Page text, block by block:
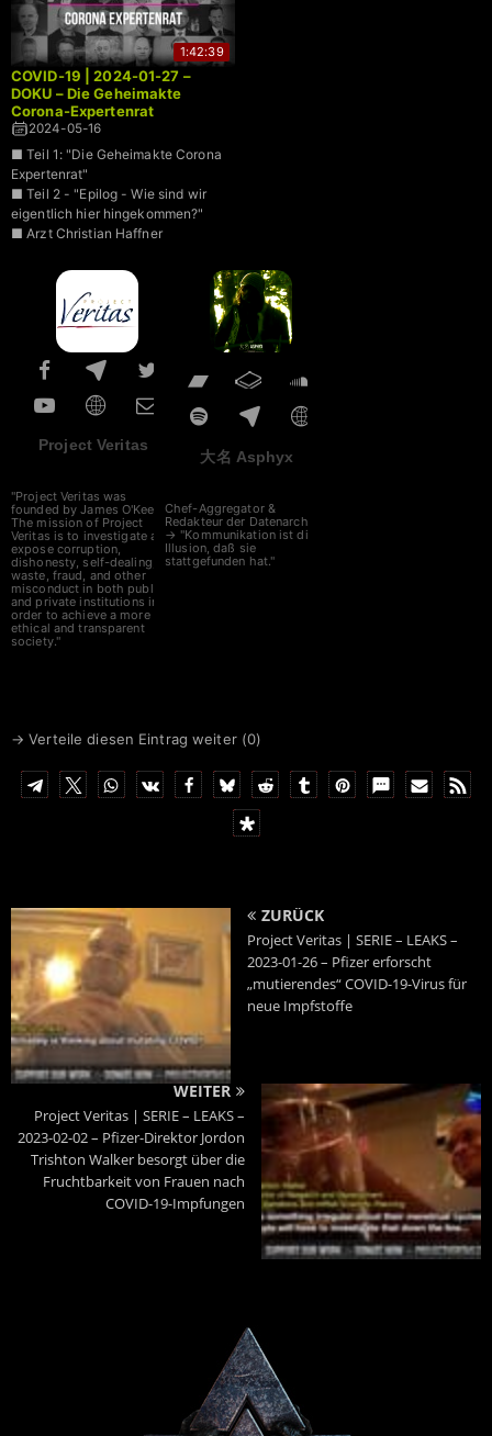
1:42:39
COVID-19 | 2024-01-27 –
DOKU – Die Geheimakte
Corona-Expertenrat
2024-05-16
■ Teil 1: "Die Geheimakte Corona
Expertenrat"
■ Teil 2 - "Epilog - Wie sind wir
eigentlich hier hingekommen?"
■ Arzt Christian Haffner
Project Veritas
"Project Veritas was
founded by James O'Keefe.
The mission of Project
Veritas is to investigate and
expose corruption,
dishonesty, self-dealing,
waste, fraud, and other
misconduct in both public
and private institutions in
order to achieve a more
ethical and transparent
society."
大名 Asphyx
Chef-Aggregator &
Redakteur der Datenarche
→ "Kommunikation ist die
Illusion, daß sie
stattgefunden hat."
→ Verteile diesen Eintrag weiter (0)
ZURÜCK
Project Veritas | SERIE – LEAKS –
2023-01-26 – Pfizer erforscht
„mutierendes“ COVID-19-Virus für
neue Impfstoffe
WEITER
Project Veritas | SERIE – LEAKS –
2023-02-02 – Pfizer-Direktor Jordon
Trishton Walker besorgt über die
Fruchtbarkeit von Frauen nach
COVID-19-Impfungen